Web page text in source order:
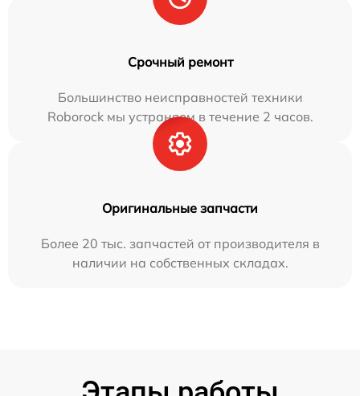
Срочный ремонт
Большинство неисправностей техники
Roborock мы устраняем в течение 2 часов.
Оригинальные запчасти
Более 20 тыс. запчастей от производителя в
наличии на собственных складах.